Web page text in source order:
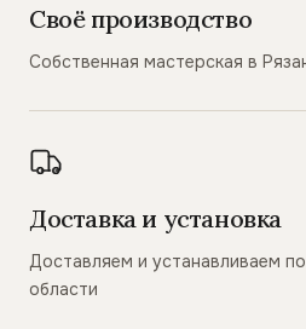
Своё производство
Собственная мастерская в
Доставка и установка
Доставляем и устанавливаем
области